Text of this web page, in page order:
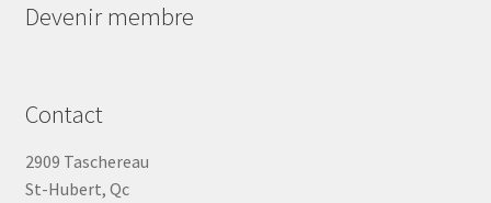
Devenir membre
Contact
2909 Taschereau
St-Hubert, Qc